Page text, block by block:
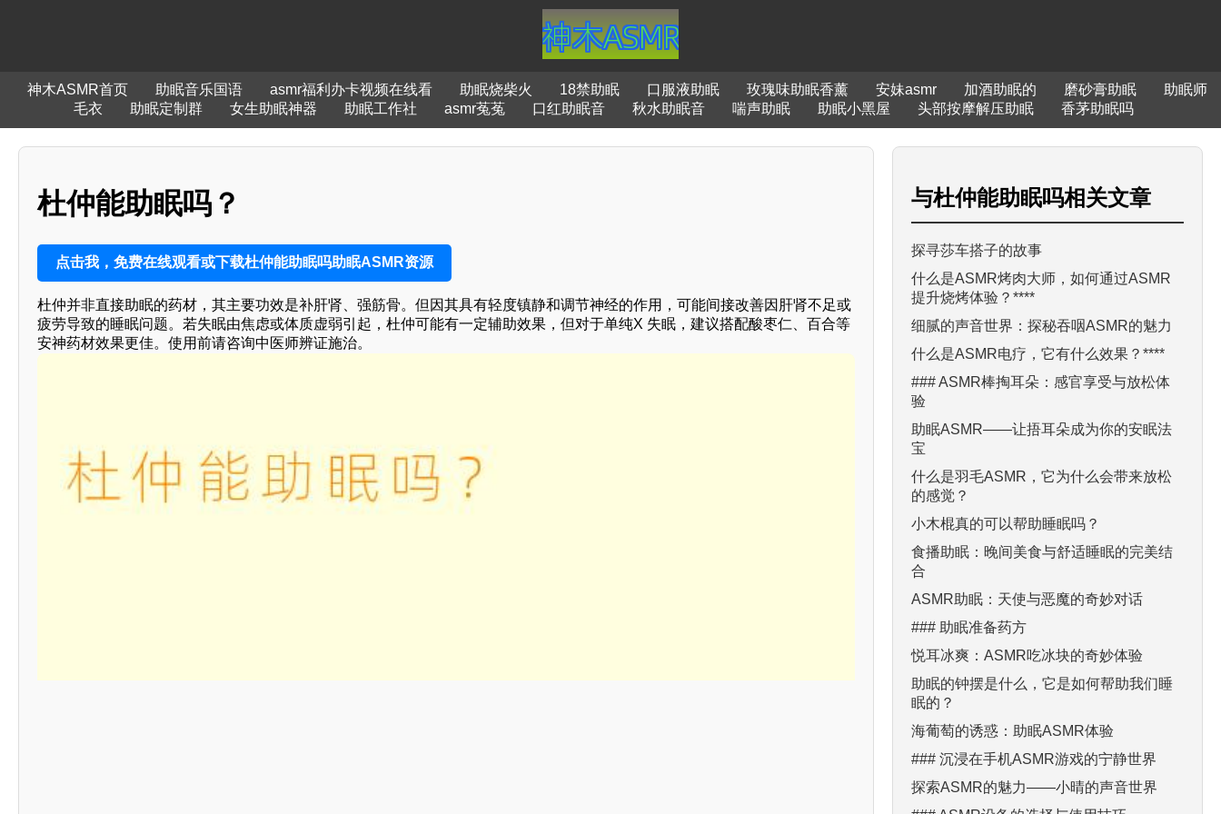
神木ASMR首页 助眠音乐国语 asmr福利办卡视频在线看 助眠烧柴火 18禁助眠 口服液助眠 玫瑰味助眠香薰 安妹asmr 加酒助眠的 磨砂膏助眠
助眠师
毛衣
助眠定制群 女生助眠神器 助眠工作社 asmr菟菟 口红助眠音 秋水助眠音 喘声助眠 助眠小黑屋 头部按摩解压助眠 香茅助眠吗
杜仲能助眠吗？
点击我，免费在线观看或下载杜仲能助眠吗助眠ASMR资源
杜仲并非直接助眠的药材，其主要功效是补肝肾、强筋骨。但因其具有轻度镇静和调节神经的作用，可能间接改善因肝肾不足或
疲劳导致的睡眠问题。若失眠由焦虑或体质虚弱引起，杜仲可能有一定辅助效果，但对于单纯X 失眠，建议搭配酸枣仁、百合等
安神药材效果更佳。使用前请咨询中医师辨证施治。
与杜仲能助眠吗相关文章
探寻莎车搭子的故事
什么是ASMR烤肉大师，如何通过ASMR
提升烧烤体验？****
细腻的声音世界：探秘吞咽ASMR的魅力
什么是ASMR电疗，它有什么效果？****
### ASMR棒掏耳朵：感官享受与放松体
验
助眠ASMR——让捂耳朵成为你的安眠法
宝
什么是羽毛ASMR，它为什么会带来放松
的感觉？
小木棍真的可以帮助睡眠吗？
食播助眠：晚间美食与舒适睡眠的完美结
合
ASMR助眠：天使与恶魔的奇妙对话
### 助眠准备药方
悦耳冰爽：ASMR吃冰块的奇妙体验
助眠的钟摆是什么，它是如何帮助我们睡
眠的？
海葡萄的诱惑：助眠ASMR体验
### 沉浸在手机ASMR游戏的宁静世界
探索ASMR的魅力——小晴的声音世界